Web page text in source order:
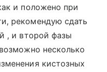
и положено при
рекомендую сдать
, и второй фазы
несколько
кистозных